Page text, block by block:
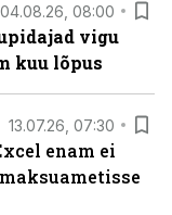
04.08.26, 08:00
vigu
kuu lõpus
13.07.26, 07:30
enam ei